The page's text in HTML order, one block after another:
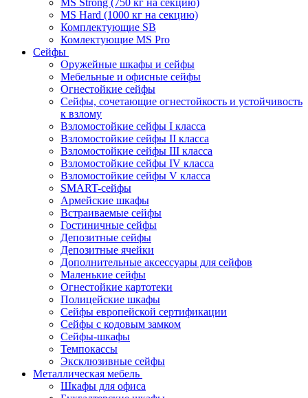
MS Strong (750 кг на секцию)
MS Hard (1000 кг на секцию)
Комплектующие SB
Комлектующие MS Pro
Сейфы
Оружейные шкафы и сейфы
Мебельные и офисные сейфы
Огнестойкие сейфы
Сейфы, сочетающие огнестойкость и устойчивость
к взлому
Взломостойкие сейфы I класса
Взломостойкие сейфы II класса
Взломостойкие сейфы III класса
Взломостойкие сейфы IV класса
Взломостойкие сейфы V класса
SMART-сейфы
Армейские шкафы
Встраиваемые сейфы
Гостиничные сейфы
Депозитные сейфы
Депозитные ячейки
Дополнительные аксессуары для сейфов
Маленькие сейфы
Огнестойкие картотеки
Полицейские шкафы
Сейфы европейской сертификации
Сейфы с кодовым замком
Сейфы-шкафы
Темпокассы
Эксклюзивные сейфы
Металлическая мебель
Шкафы для офиса